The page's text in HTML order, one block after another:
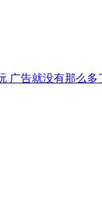
广告就没有那么